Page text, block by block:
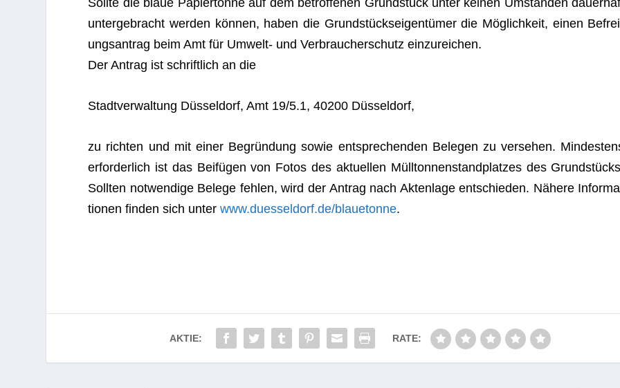
unter­ge­bracht wer­den kön­nen, haben die Grund­stücks­ei­gen­tü­mer die Mög­lich­keit, einen
ungs­an­trag beim Amt für Umwelt- und Ver­brau­cher­schutz einzureichen.
Der Antrag ist schrift­lich an die
Stadt­ver­wal­tung Düs­sel­dorf, Amt 19/5.1, 40200 Düsseldorf,
zu rich­ten und mit einer Begrün­dung sowie ent­spre­chen­den Bele­gen zu ver­se­hen.
erfor­der­lich ist das Bei­fü­gen von Fotos des aktu­el­len Müll­ton­nen­stand­plat­zes des
Soll­ten not­wen­dige Belege feh­len, wird der Antrag nach Akten­lage ent­schie­den. Nähere
tio­nen fin­den sich unterwww.duesseldorf.de/blauetonne.
AKTIE: RATE: